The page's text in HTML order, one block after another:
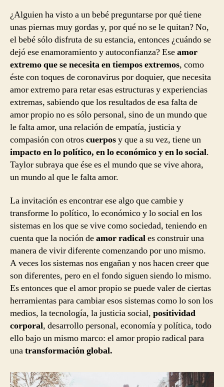
¿Alguien ha visto a un bebé preguntarse por qué tiene
unas piernas muy gordas y, por qué no se le quitan? No,
el bebé sólo disfruta de su estancia, entonces ¿cuándo se
dejó ese enamoramiento y autoconfianza? Eseamor
extremo que se necesita en tiempos extremos, como
éste con toques de coronavirus por doquier, que necesita
amor extremo para retar esas estructuras y experiencias
extremas, sabiendo que los resultados de esa falta de
amor propio no es sólo personal, sino de un mundo que
le falta amor, una relación de empatía, justicia y
compasión con otroscuerposy que a su vez, tiene un
impacto en lo político, en lo económico y en lo social.
Taylor subraya que ése es el mundo que se vive ahora,
un mundo al que le falta amor.
La invitación es encontrar ese algo que cambie y
transforme lo político, lo económico y lo social en los
sistemas en los que se vive como sociedad, teniendo en
cuenta que la noción deamor radicales construir una
manera de vivir diferente comenzando por uno mismo.
A veces los sistemas nos engañan y nos hacen creer que
son diferentes, pero en el fondo siguen siendo lo mismo.
Es entonces que el amor propio se puede valer de ciertas
herramientas para cambiar esos sistemas como lo son los
medios, la tecnología, la justicia social, positividad
corporal, desarrollo personal, economía y política, todo
ello bajo un mismo marco: el amor propio radical para
unatransformación global.